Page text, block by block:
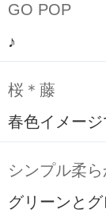
GO POP
♪
桜＊藤
春色イメージ
シンプル柔
グリーンと